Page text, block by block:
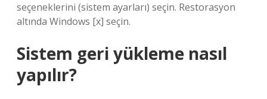
seçeneklerini (sistem ayarları) seçin. Restorasyon
altında Windows [x] seçin.
Sistem geri yükleme nasıl
yapılır?